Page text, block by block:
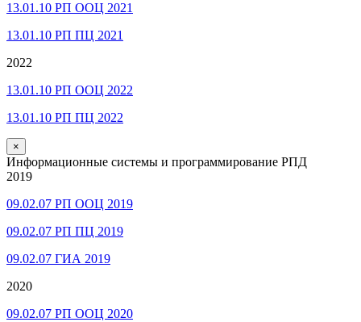
13.01.10 РП ООЦ 2021
13.01.10 РП ПЦ 2021
2022
13.01.10 РП ООЦ 2022
13.01.10 РП ПЦ 2022
×
Информационные системы и программирование РПД
2019
09.02.07 РП ООЦ 2019
09.02.07 РП ПЦ 2019
09.02.07 ГИА 2019
2020
09.02.07 РП ООЦ 2020